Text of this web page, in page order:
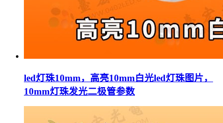
led灯珠10mm，高亮10mm白光led灯珠图片，
10mm灯珠发光二极管参数